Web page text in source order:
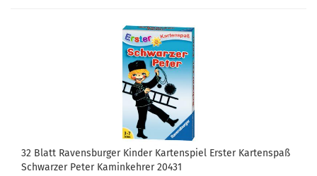
32 Blatt Ravensburger Kinder Kartenspiel Erster Kartenspaß
Schwarzer Peter Kaminkehrer 20431